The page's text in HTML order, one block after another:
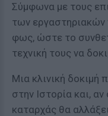
Σύμφωνα με τους
των εργαστηριακών
φως, ώστε το
τεχνική τους να
Μια κλινική δοκιμή
στην Ιστορία και,
καταρχάς θα